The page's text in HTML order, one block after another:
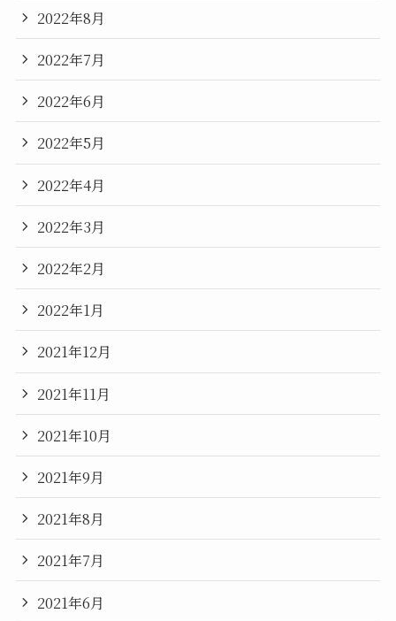
2022年8月
2022年7月
2022年6月
2022年5月
2022年4月
2022年3月
2022年2月
2022年1月
2021年12月
2021年11月
2021年10月
2021年9月
2021年8月
2021年7月
2021年6月